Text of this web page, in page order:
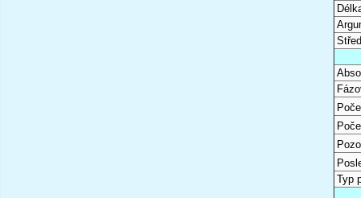
Typ